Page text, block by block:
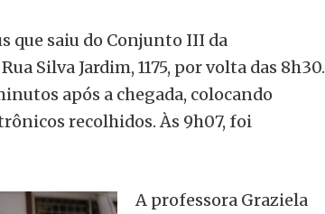
que saiu do Conjunto III da
Silva Jardim, 1175, por volta das 8h30.
após a chegada, colocando
recolhidos. Às 9h07, foi
A professora Graziela